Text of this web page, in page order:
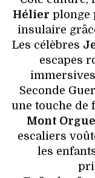
Hélier plonge
insulaire
Les célèbres
escapes
Seconde
une touche de
Mont
escaliers
les